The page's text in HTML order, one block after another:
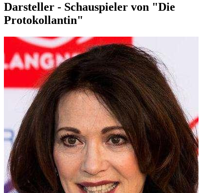
Darsteller - Schauspieler von "Die
Protokollantin"